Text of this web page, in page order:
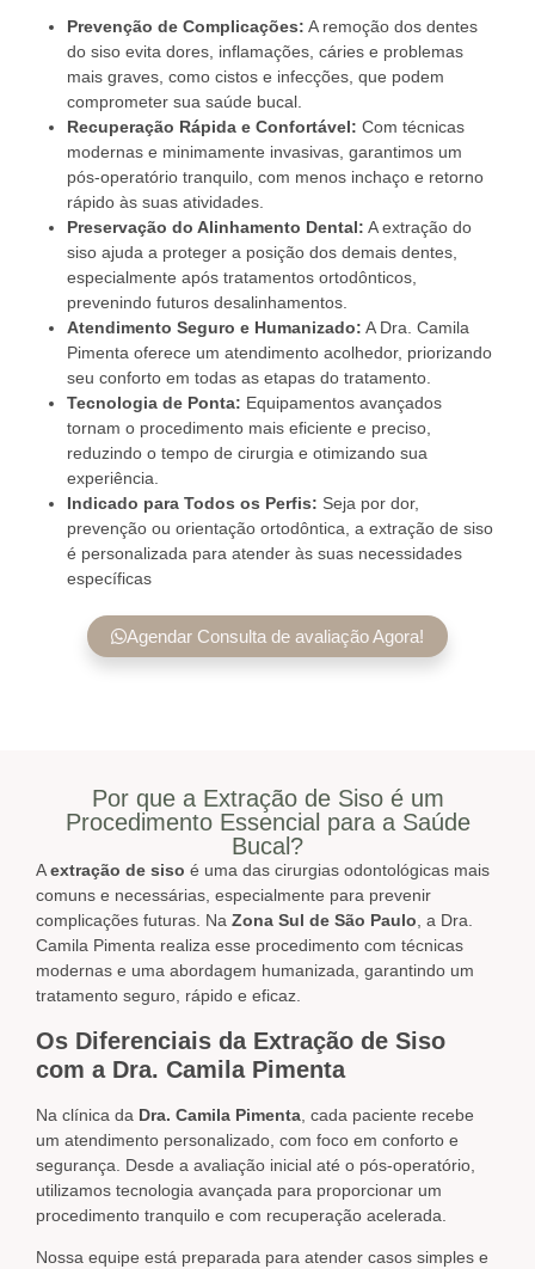
Prevenção de Complicações: A remoção dos dentes
do siso evita dores, inflamações, cáries e problemas
mais graves, como cistos e infecções, que podem
comprometer sua saúde bucal.
Recuperação Rápida e Confortável: Com técnicas
modernas e minimamente invasivas, garantimos um
pós-operatório tranquilo, com menos inchaço e retorno
rápido às suas atividades.
Preservação do Alinhamento Dental: A extração do
siso ajuda a proteger a posição dos demais dentes,
especialmente após tratamentos ortodônticos,
prevenindo futuros desalinhamentos.
Atendimento Seguro e Humanizado: A Dra. Camila
Pimenta oferece um atendimento acolhedor, priorizando
seu conforto em todas as etapas do tratamento.
Tecnologia de Ponta: Equipamentos avançados
tornam o procedimento mais eficiente e preciso,
reduzindo o tempo de cirurgia e otimizando sua
experiência.
Indicado para Todos os Perfis: Seja por dor,
prevenção ou orientação ortodôntica, a extração de siso
é personalizada para atender às suas necessidades
específicas
Agendar Consulta de avaliação Agora!
Por que a Extração de Siso é um
Procedimento Essencial para a Saúde
Bucal?
Aextração de siso é uma das cirurgias odontológicas mais
comuns e necessárias, especialmente para prevenir
complicações futuras. Na Zona Sul de São Paulo, a Dra.
Camila Pimenta realiza esse procedimento com técnicas
modernas e uma abordagem humanizada, garantindo um
tratamento seguro, rápido e eficaz.
Os Diferenciais da Extração de Siso
com a Dra. Camila Pimenta
Na clínica da Dra. Camila Pimenta , cada paciente recebe
um atendimento personalizado, com foco em conforto e
segurança. Desde a avaliação inicial até o pós-operatório,
utilizamos tecnologia avançada para proporcionar um
procedimento tranquilo e com recuperação acelerada.
Nossa equipe está preparada para atender casos simples e